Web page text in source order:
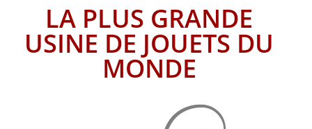
LA PLUS GRANDE
USINE DE JOUETS DU
MONDE